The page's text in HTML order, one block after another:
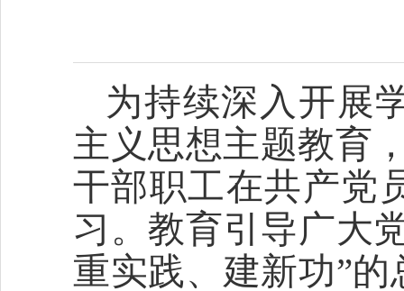
为持续深入开展
主义思想主题教育
干部职工在共产党
习。教育引导广大
重实践、建新功”